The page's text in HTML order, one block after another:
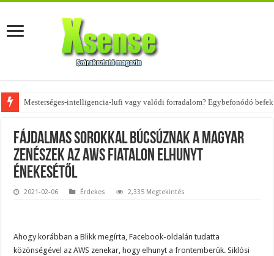
Mesterséges-intelligencia-lufi vagy valódi forradalom? Egybefonódó
Az övtáskák továbbra is trendik – nézd meg, milyen stílusokhoz illenek!
Fájdalmas sorokkal búcsúznak a magyar
zenészek az AWS fiatalon elhunyt
énekesétől
2021-02-06 Érdekes 2,335 Megtekintés
Ahogy korábban a Blikk megírta, Facebook-oldalán tudatta
közönségével az AWS zenekar, hogy elhunyt a frontemberük. Siklósi